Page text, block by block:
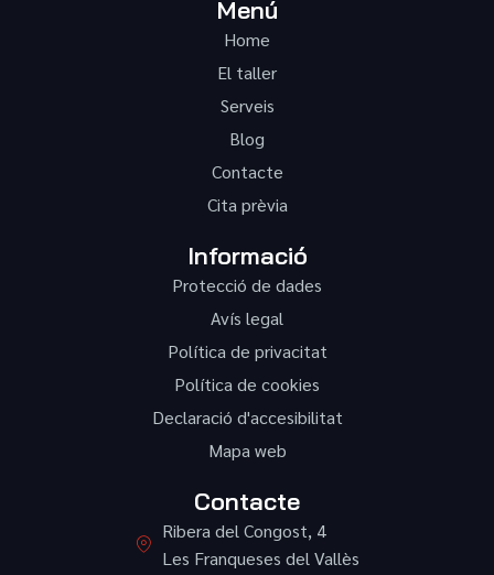
Menú
Home
El taller
Serveis
Blog
Contacte
Cita prèvia
Informació
Protecció de dades
Avís legal
Política de privacitat
Política de cookies
Declaració d'accesibilitat
Mapa web
Contacte
Ribera del Congost, 4
Les Franqueses del Vallès